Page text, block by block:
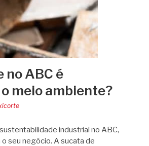
no ABC é
meio ambiente?
industrial no ABC,
seu negócio. A sucata de